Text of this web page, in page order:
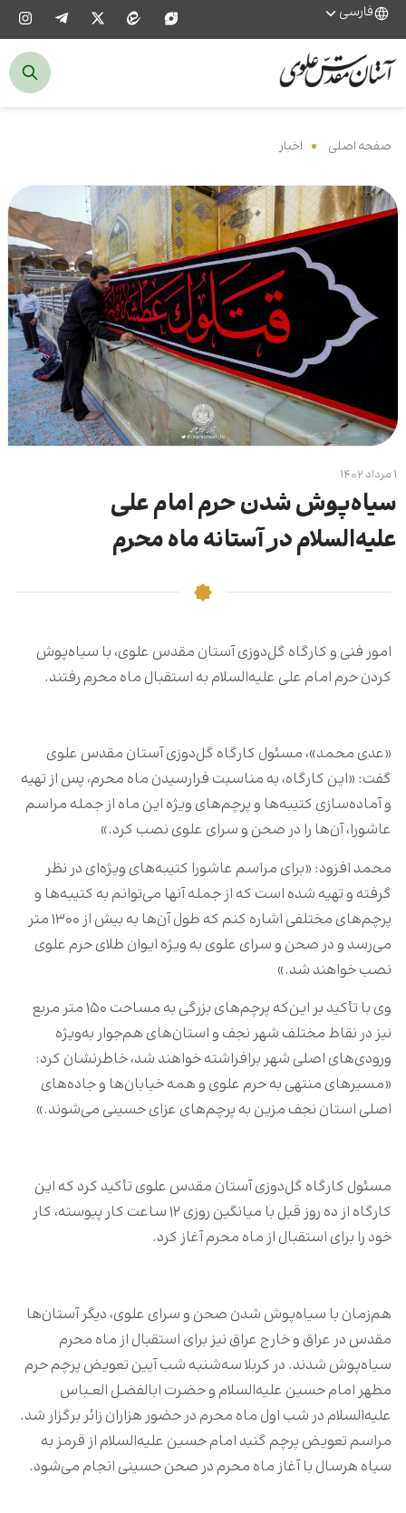
فارسی
صفحه اصلی اخبار
۱ مرداد ۱۴۰۲
سیاه‌پوش شدن حرم امام علی
علیه‌السلام در آستانه ماه محرم
امور فنی و کارگاه گل‌دوزی آستان مقدس علوی، با سیاه‌پوش
کردن حرم امام علی علیه‌السلام به استقبال ماه محرم رفتند.
«عدی محمد»، مسئول کارگاه گل‌دوزی آستان مقدس علوی
گفت: «این کارگاه، به مناسبت فرارسیدن ماه محرم، پس از تهیه
و آماده‌سازی کتیبه‌ها و پرچم‌های ویژه این ماه از جمله مراسم
عاشورا، آن‌ها را در صحن و سرای علوی نصب کرد.»
محمد افزود: «برای مراسم عاشورا کتیبه‌های ویژه‌ای در نظر
گرفته و تهیه شده است که از جمله آنها می‌توانم به کتیبه‌ها و
پرچم‌های مختلفی اشاره کنم که طول آن‌ها به بیش از ۱۳۰۰ متر
می‌رسد و در صحن و سرای علوی به ویژه ایوان طلای حرم علوی
نصب خواهند شد.»
وی با تأکید بر این‌که پرچم‌های بزرگی به مساحت ۱۵۰ متر مربع
نیز در نقاط مختلف شهر نجف و استان‌های هم‌جوار به‌ویژه‌
ورودی‌های اصلی شهر برافراشته خواهند شد، خاطرنشان کرد:
«مسیرهای منتهی به حرم علوی و همه خیابان‌ها و جاده‌های
اصلی استان نجف مزین به پرچم‌های عزای حسینی می‌شوند.»
مسئول کارگاه گل‌دوزی آستان مقدس علوی تأکید کرد که این
کارگاه از ده روز قبل با میانگین روزی ۱۲ ساعت کار پیوسته، کار
خود را برای استقبال از ماه محرم آغاز کرد.
هم‌زمان با سیاه‌پوش شدن صحن و سرای علوی، دیگر آستان‌ها
مقدس در عراق و خارج عراق نیز برای استقبال از ماه محرم
سیاه‌پوش شدند. در کربلا سه‌شنبه شب آیین تعویض پرچم حرم
مطهر امام حسین علیه‌السلام و حضرت ابالفضـل العــباس
علیه‌السلام در شب اول ماه محرم در حضور هزاران زائر برگزار شد.
مراسم تعویض پرچم گنبد امام حسین علیه‌السلام از قرمز به
سیاه هرسال با آغاز ماه محرم در صحن حسینی انجام می‌شود.